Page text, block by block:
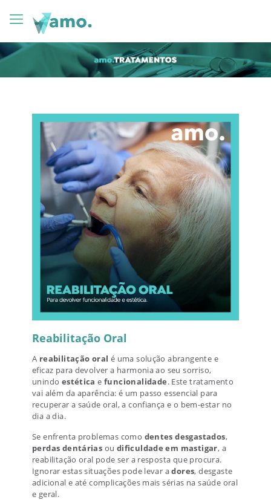
Reabilitação Oral
A reabilitação oral é uma solução abrangente e
eficaz para devolver a harmonia ao seu sorriso,
unindo estética efuncionalidade. Este tratamento
vai além da aparência: é um passo essencial para
recuperar a saúde oral, a confiança e o bem-estar no
dia a dia.
Se enfrenta problemas como dentes desgastados,
perdas dentárias ou dificuldade em mastigar, a
reabilitação oral pode ser a resposta que procura.
Ignorar estas situações pode levar adores, desgaste
adicional e até complicações mais sérias na saúde oral
e geral.